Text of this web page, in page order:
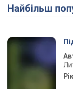
Найбільш